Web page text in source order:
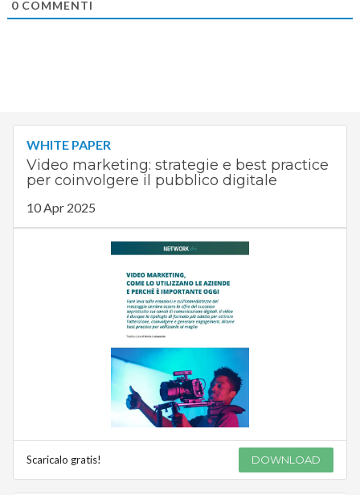
0COMMENTI
WHITE PAPER
Video marketing: strategie e best practice
per coinvolgere il pubblico digitale
10 Apr 2025
Scaricalo gratis! DOWNLOAD